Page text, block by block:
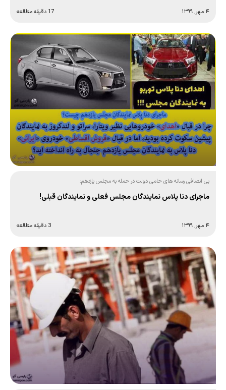
۴ مهر, ۱۳۹۹ 17 دقیقه مطالعه
بی انصافی رسانه های حامی دولت در حمله به مجلس یازدهم:
ماجرای دنا پلاس نمایندگان مجلس فعلی و نمایندگان قبلی!
۴ مهر, ۱۳۹۹ 3 دقیقه مطالعه